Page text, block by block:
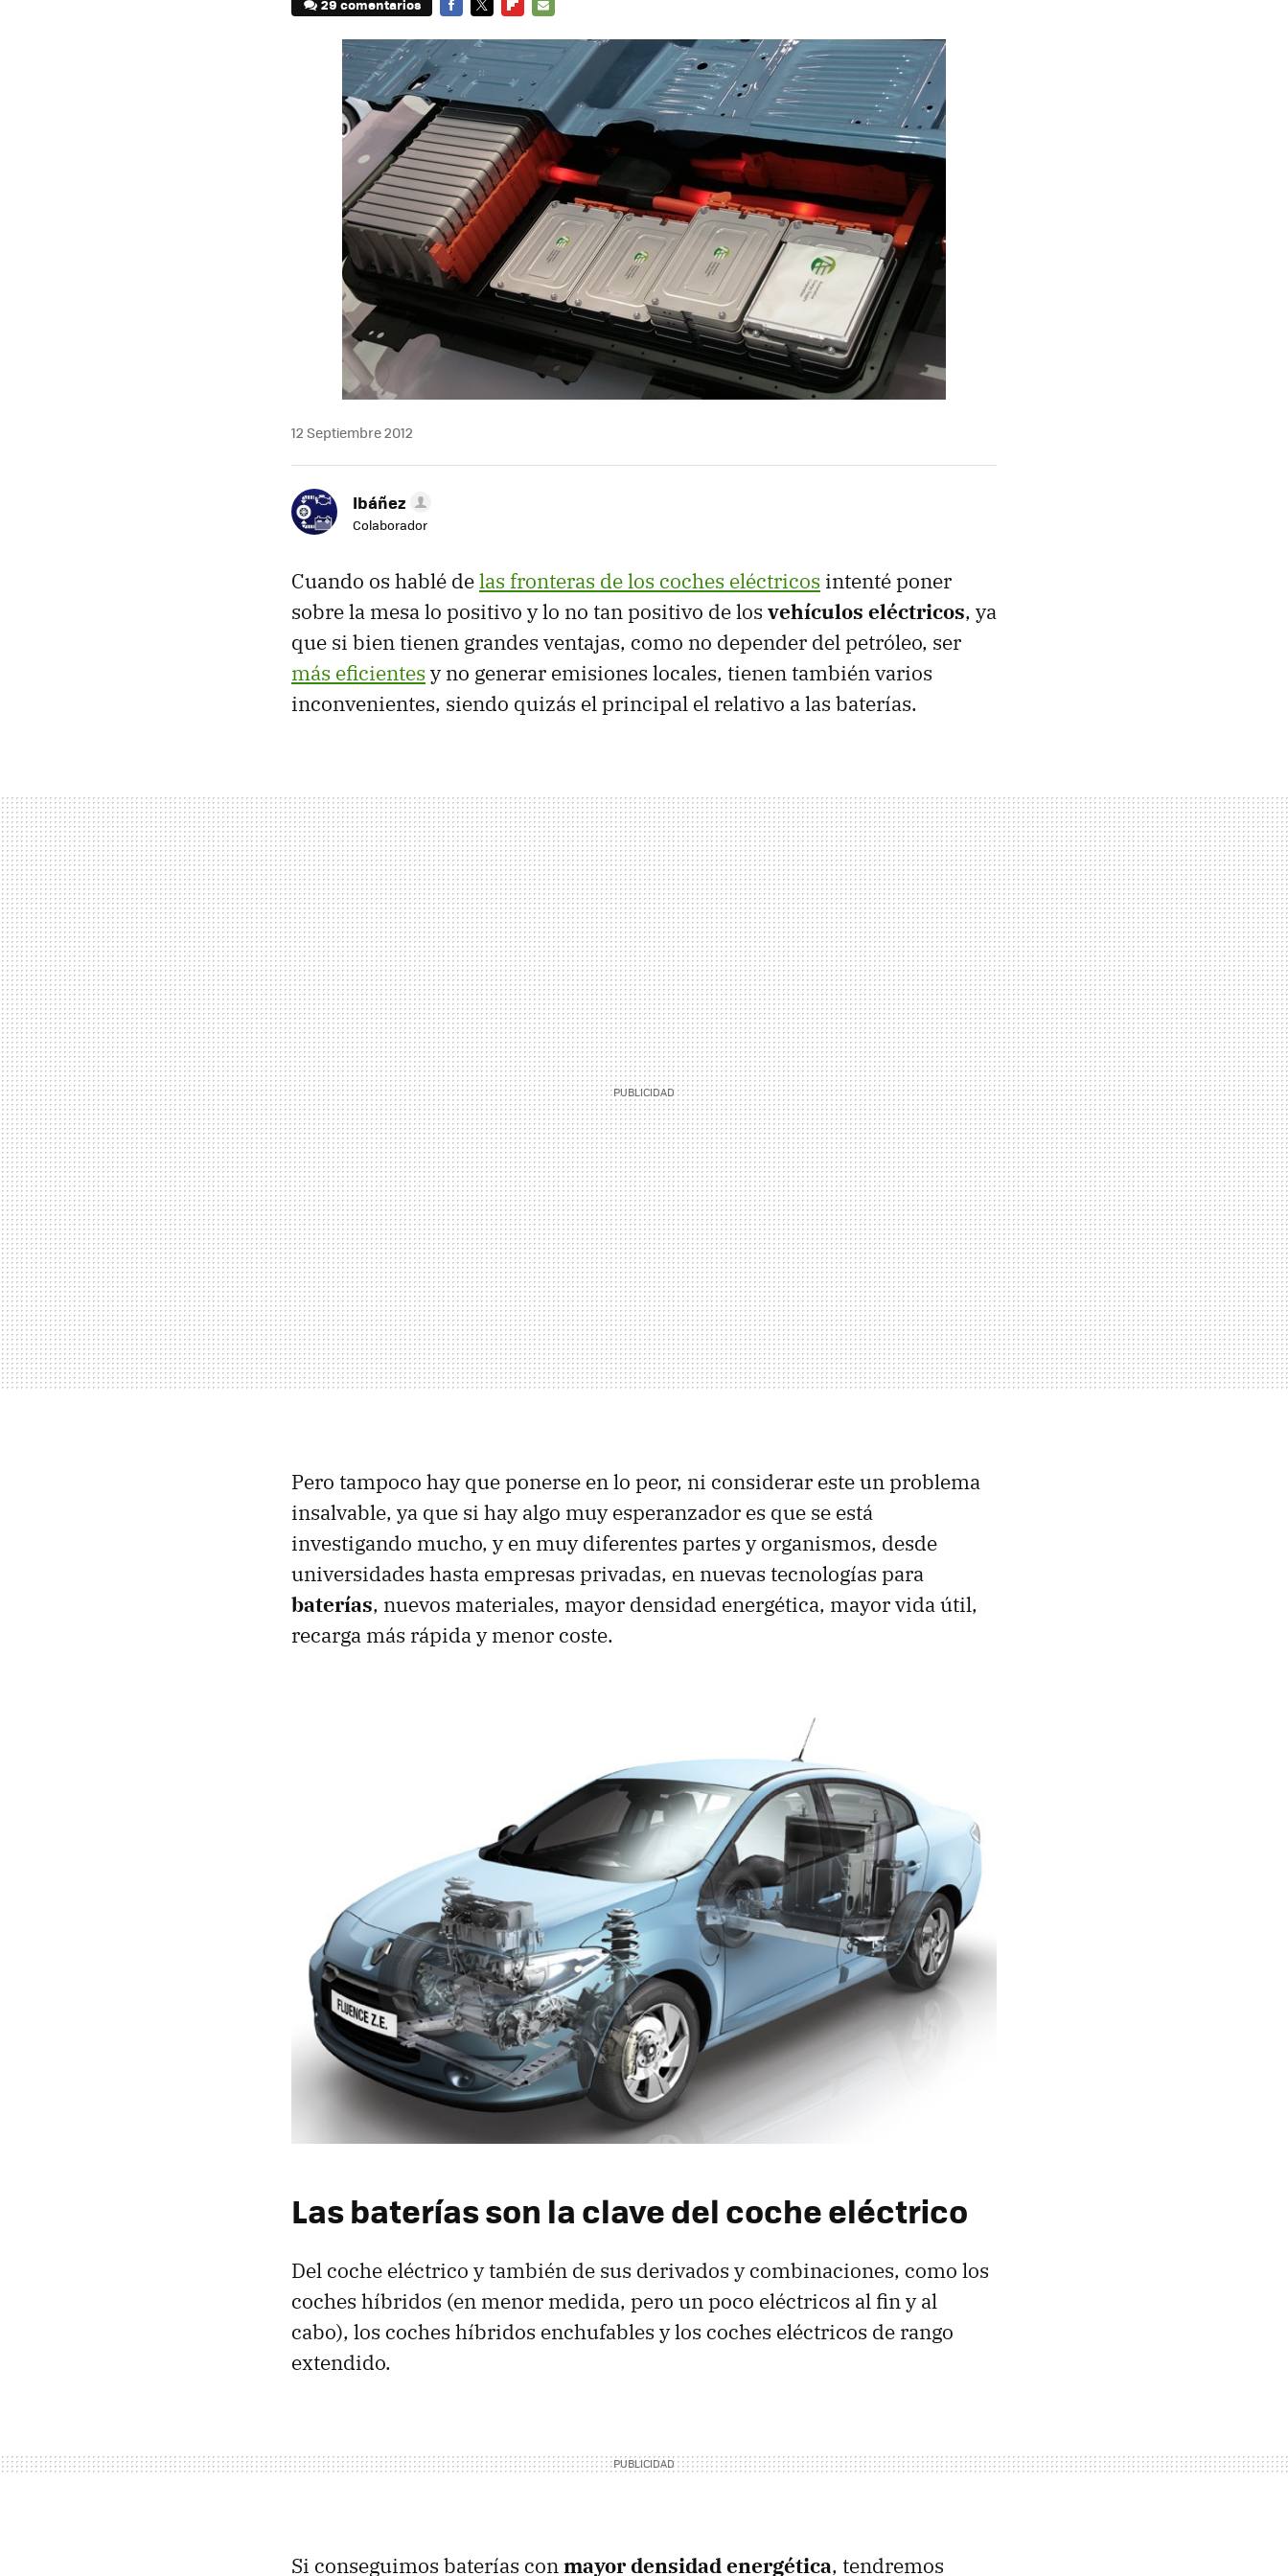
29 comentarios
MAIL
12 Septiembre 2012
Ibáñez
Colaborador
Cuando os hablé delas fronteras de los coches eléctricos intenté poner
sobre la mesa lo positivo y lo no tan positivo de los vehículos eléctricos, ya
que si bien tienen grandes ventajas, como no depender del petróleo, ser
más eficientes y no generar emisiones locales, tienen también varios
inconvenientes, siendo quizás el principal el relativo a las baterías.
Pero tampoco hay que ponerse en lo peor, ni considerar este un problema
insalvable, ya que si hay algo muy esperanzador es que se está
investigando mucho, y en muy diferentes partes y organismos, desde
universidades hasta empresas privadas, en nuevas tecnologías para
baterías, nuevos materiales, mayor densidad energética, mayor vida útil,
recarga más rápida y menor coste.
Las baterías son la clave del coche eléctrico
Del coche eléctrico y también de sus derivados y combinaciones, como los
coches híbridos (en menor medida, pero un poco eléctricos al fin y al
cabo), los coches híbridos enchufables y los coches eléctricos de rango
extendido.
Si conseguimos baterías con mayor densidad energética, tendremos